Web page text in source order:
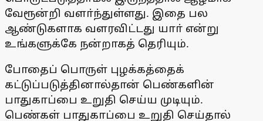
வேரூன்றி வளா்ந்துள்ளது. இதை பல
ஆண்டுகளாக வளரவிட்டது யாா் என்று
உங்களுக்கே நன்றாகத் தெரியும்.
போதைப் பொருள் புழக்கத்தைக்
கட்டுப்படுத்தினால்தான் பெண்களின்
பாதுகாப்பை உறுதி செய்ய முடியும்.
பெண்கள் பாதுகாப்பை உறுதி செய்தால்